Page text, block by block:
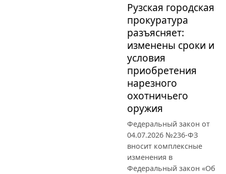
Рузская городская
прокуратура
разъясняет:
изменены сроки и
условия
приобретения
нарезного
охотничьего
оружия
Федеральный закон от
04.07.2026 №236-ФЗ
вносит комплексные
изменения в
Федеральный закон «Об